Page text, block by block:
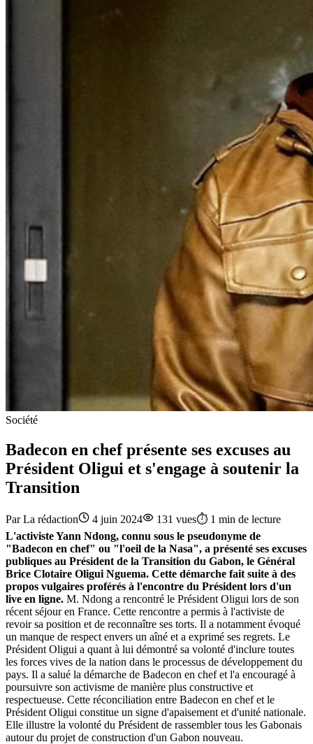
Société
Badecon en chef présente ses excuses au
Président Oligui et s'engage à soutenir la
Transition
ParLa rédaction 4 juin 2024 131 vues⏱️ 1 min de lecture
L'activiste Yann Ndong, connu sous le pseudonyme de
"Badecon en chef" ou "l'oeil de la Nasa", a présenté ses excuses
publiques au Président de la Transition du Gabon, le Général
Brice Clotaire Oligui Nguema. Cette démarche fait suite à des
propos vulgaires proférés à l'encontre du Président lors d'un
live en ligne. M. Ndong a rencontré le Président Oligui lors de son
récent séjour en France. Cette rencontre a permis à l'activiste de
revoir sa position et de reconnaître ses torts. Il a notamment évoqué
un manque de respect envers un aîné et a exprimé ses regrets. Le
Président Oligui a quant à lui démontré sa volonté d'inclure toutes
les forces vives de la nation dans le processus de développement du
pays. Il a salué la démarche de Badecon en chef et l'a encouragé à
poursuivre son activisme de manière plus constructive et
respectueuse. Cette réconciliation entre Badecon en chef et le
Président Oligui constitue un signe d'apaisement et d'unité nationale.
Elle illustre la volonté du Président de rassembler tous les Gabonais
autour du projet de construction d'un Gabon nouveau.